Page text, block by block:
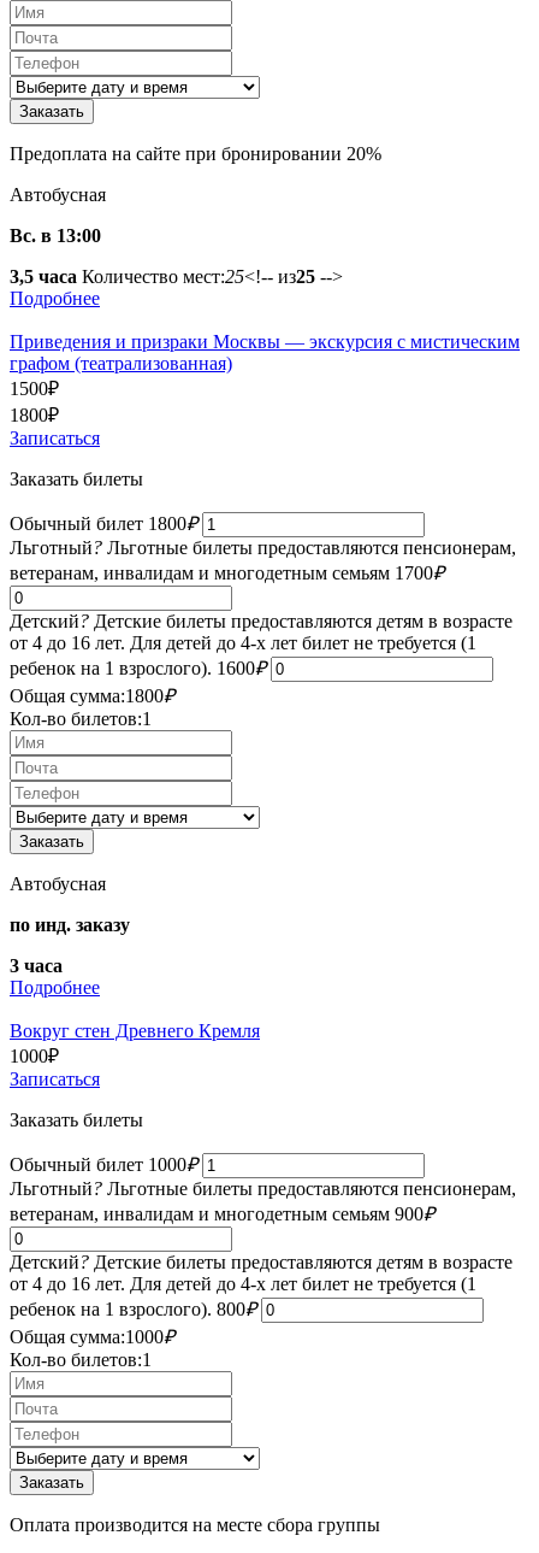
Предоплата на сайте при бронировании 20%
Автобусная
Вс. в 13:00
3,5 часа Количество мест:25<!-- из25 -->
Подробнее
Приведения и призраки Москвы — экскурсия с мистическим
графом (театрализованная)
1500₽
1800₽
Записаться
Заказать билеты
Обычный билет 1800₽
Льготный? Льготные билеты предоставляются пенсионерам,
ветеранам, инвалидам и многодетным семьям 1700₽
Детский? Детские билеты предоставляются детям в возрасте
от 4 до 16 лет. Для детей до 4-х лет билет не требуется (1
ребенок на 1 взрослого). 1600₽
Общая сумма:1800₽
Кол-во билетов:1
Автобусная
по инд. заказу
3 часа
Подробнее
Вокруг стен Древнего Кремля
1000₽
Записаться
Заказать билеты
Обычный билет 1000₽
Льготный? Льготные билеты предоставляются пенсионерам,
ветеранам, инвалидам и многодетным семьям 900₽
Детский? Детские билеты предоставляются детям в возрасте
от 4 до 16 лет. Для детей до 4-х лет билет не требуется (1
ребенок на 1 взрослого). 800₽
Общая сумма:1000₽
Кол-во билетов:1
Оплата производится на месте сбора группы